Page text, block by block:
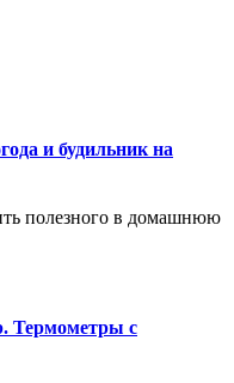
и будильник на
полезного в домашнюю
Термометры с